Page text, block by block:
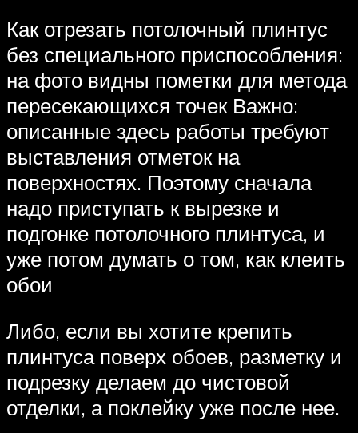
Как отрезать потолочный плинтус
без специального приспособления:
на фото видны пометки для метода
пересекающихся точек Важно:
описанные здесь работы требуют
выставления отметок на
поверхностях. Поэтому сначала
надо приступать к вырезке и
подгонке потолочного плинтуса, и
уже потом думать о том, как клеить
обои
Либо, если вы хотите крепить
плинтуса поверх обоев, разметку и
подрезку делаем до чистовой
отделки, а поклейку уже после нее.